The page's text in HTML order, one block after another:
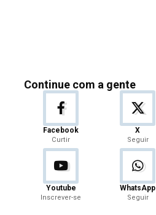
Continue com a gente
Facebook
Curtir
X
Seguir
Youtube
Inscrever-se
WhatsApp
Seguir